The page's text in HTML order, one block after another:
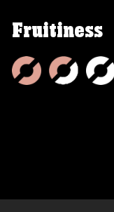
Fruitiness